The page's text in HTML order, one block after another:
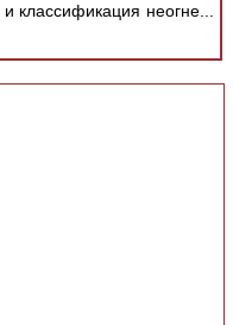
классификация неогне...